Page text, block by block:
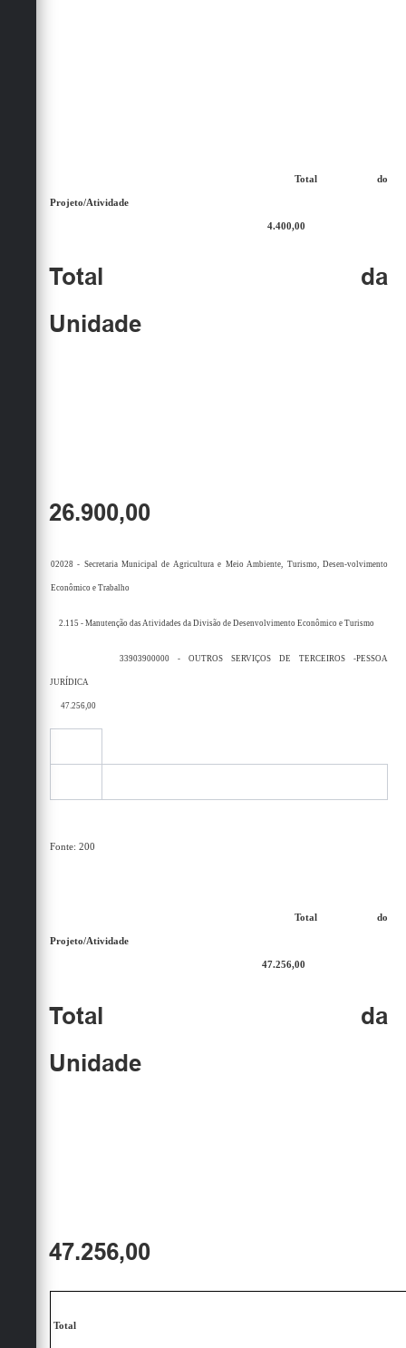
Total do
Projeto/Atividade
4.400,00
Total da
Unidade
26.900,00
02028 - Secretaria Municipal de Agricultura e Meio Ambiente, Turismo, Desen-volvimento
Econômico e Trabalho
2.115 - Manutenção das Atividades da Divisão de Desenvolvimento Econômico e Turismo
33903900000 - OUTROS SERVIÇOS DE TERCEIROS -PESSOA
JURÍDICA
47.256,00
Fonte: 200
Total do
Projeto/Atividade
47.256,00
Total da
Unidade
47.256,00
Total